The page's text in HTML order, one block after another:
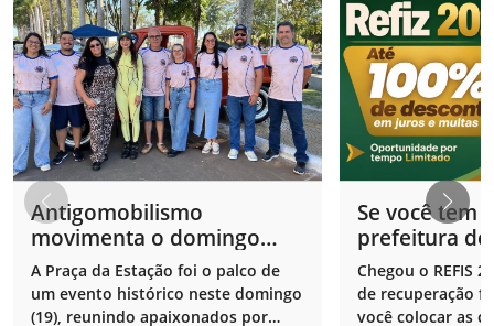
Antigomobilismo
movimenta o domingo
com muita nostalgia e
cultura em Ouvidor!
A Praça da Estação foi o palco de
um evento histórico neste domingo
(19), reunindo apaixonados por
Se você tem
prefeitura
respira
gente que
Chegou o REFIS
de recuperação
você colocar as